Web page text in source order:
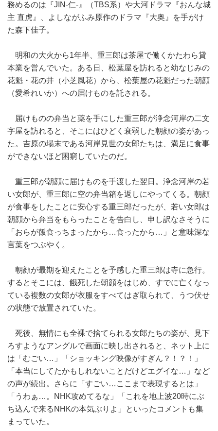
務めるのは『JIN-仁-』（TBS系）や大河ドラマ『おんな城
主 直虎』、よしながふみ原作のドラマ『大奥』を手がけ
た森下佳子。
明和の大火から1年半、重三郎は茶屋で働くかたわら貸
本業を営んでいた。ある日、松葉屋を訪れると幼なじみの
花魁・花の井（小芝風花）から、松葉屋の花魁だった朝顔
（愛希れいか）への届けものを託される。
届けものの弁当と薬を手にした重三郎が浄念河岸の二文
字屋を訪れると、そこにはひどく衰弱した朝顔の姿があっ
た。吉原の場末である河岸見世の女郎たちは、満足に食事
ができないほど困窮していたのだ。
重三郎が朝顔に届けものを手渡した翌日。浄念河岸の若
い女郎が、重三郎に空の弁当箱を返しにやってくる。朝顔
が食事をしたことに安心する重三郎だったが、若い女郎は
朝顔から弁当をもらったことを告白し、申し訳なさそうに
「おらが飯食っちまったから…食ったから…」と意味深な
言葉をつぶやく。
朝顔が最期を迎えたことを予感した重三郎は寺に急行。
するとそこには、餓死した朝顔をはじめ、すでに亡くなっ
ている複数の女郎が衣服をすべてはぎ取られて、うつ伏せ
の状態で放置されていた。
死後、無情にも全裸で捨てられる女郎たちの姿が、見下
ろすようなアングルで画面に映し出されると、ネット上に
は「むごい…」「ショッキング映像がすぎん？！？！」
「本当にしてたかもしれないことだけどエグイな…」など
の声が続出。さらに「すごい…ここまで表現するとは」
「うわぁ…。NHK攻めてるな」「これを地上波20時にぶ
ち込んで来るNHKの本気ぶりよ」といったコメントも集
まっていた。